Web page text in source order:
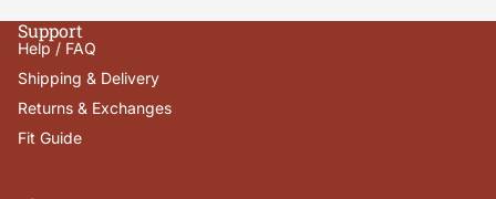
Support
Help / FAQ
Shipping & Delivery
Returns & Exchanges
Fit Guide